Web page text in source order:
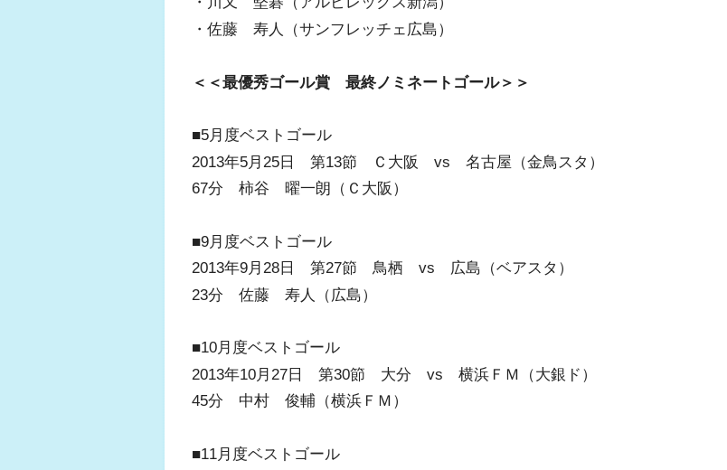
・佐藤 寿人（サンフレッチェ広島）
＜＜最優秀ゴール賞 最終ノミネートゴール＞＞
■5月度ベストゴール
2013年5月25日 第13節 Ｃ大阪 vs 名古屋（金鳥スタ）
67分 柿谷 曜一朗（Ｃ大阪）
■9月度ベストゴール
2013年9月28日 第27節 鳥栖 vs 広島（ベアスタ）
23分 佐藤 寿人（広島）
■10月度ベストゴール
2013年10月27日 第30節 大分 vs 横浜ＦＭ（大銀ド）
45分 中村 俊輔（横浜ＦＭ）
■11月度ベストゴール